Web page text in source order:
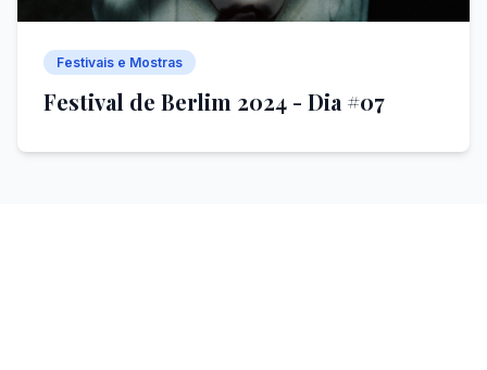
Festivais e Mostras
Festival de Berlim 2024 - Dia #07